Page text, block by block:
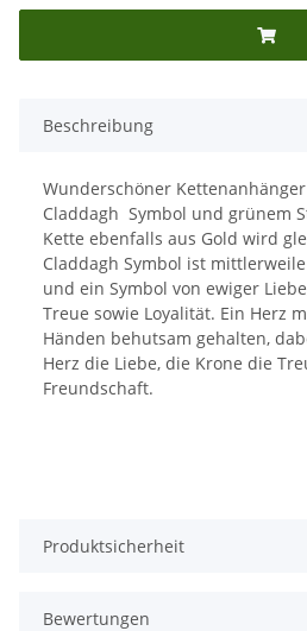
Beschreibung
Wunderschöner
Claddagh Symbol und grünem
Kette ebenfalls aus Gold wird
Claddagh Symbol ist
und ein Symbol von ewiger
Treue sowie Loyalität. Ein Herz
Händen behutsam gehalten,
Herz die Liebe, die Krone die
Freundschaft.
Produktsicherheit
Bewertungen